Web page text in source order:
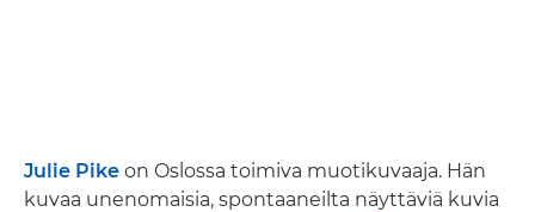
Julie Pike on Oslossa toimiva muotikuvaaja. Hän
kuvaa unenomaisia, spontaaneilta näyttäviä kuvia